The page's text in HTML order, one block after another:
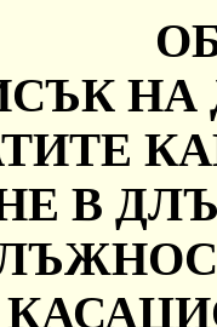
НА
В